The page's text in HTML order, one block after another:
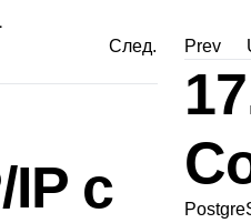
След.
с
Prev